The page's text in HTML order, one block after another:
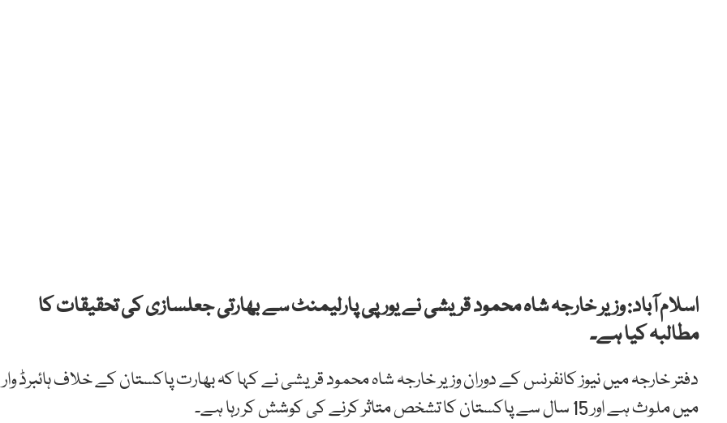
اسلام آباد: وزیر خارجہ شاہ محمود قریشی نے یورپی پارلیمنٹ سے بھارتی جعلسازی کی تحقیقات کا
مطالبہ کیا ہے۔
دفتر خارجہ میں نیوز کانفرنس کے دوران وزیر خارجہ شاہ محمود قریشی نے کہا کہ بھارت پاکستان کے خلاف ہائبرڈ وار
میں ملوث ہے اور 15 سال سے پاکستان کا تشخص متاثر کرنے کی کوشش کر رہا ہے۔